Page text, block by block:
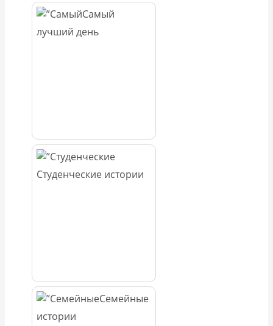
Самый
лучший день
Студенческие истории
Семейные
истории